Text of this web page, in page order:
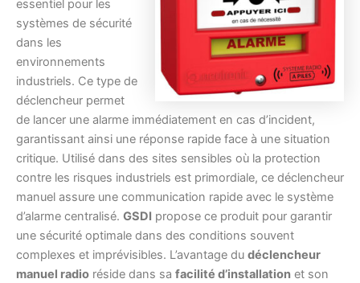
essentiel pour les
systèmes de sécurité
dans les
environnements
industriels. Ce type de
déclencheur permet
de lancer une alarme immédiatement en cas d’incident,
garantissant ainsi une réponse rapide face à une situation
critique. Utilisé dans des sites sensibles où la protection
contre les risques industriels est primordiale, ce déclencheur
manuel assure une communication rapide avec le système
d’alarme centralisé. GSDI propose ce produit pour garantir
une sécurité optimale dans des conditions souvent
complexes et imprévisibles. L’avantage du déclencheur
manuel radio réside dans sa facilité d’installation et son